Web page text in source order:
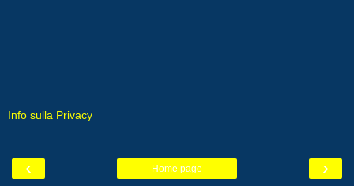
Info sulla Privacy
‹ ›
Home page